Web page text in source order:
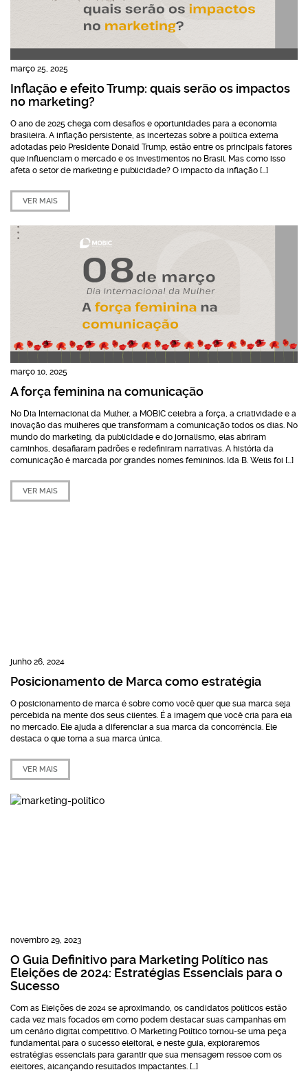
março 25, 2025
Inflação e efeito Trump: quais serão os impactos
no marketing?
O ano de 2025 chega com desafios e oportunidades para a economia
brasileira. A inflação persistente, as incertezas sobre a política externa
adotadas pelo Presidente Donald Trump, estão entre os principais fatores
que influenciam o mercado e os investimentos no Brasil. Mas como isso
afeta o setor de marketing e publicidade? O impacto da inflação […]
VER MAIS
março 10, 2025
A força feminina na comunicação
No Dia Internacional da Mulher, a MOBIC celebra a força, a criatividade e a
inovação das mulheres que transformam a comunicação todos os dias. No
mundo do marketing, da publicidade e do jornalismo, elas abriram
caminhos, desafiaram padrões e redefiniram narrativas. A história da
comunicação é marcada por grandes nomes femininos. Ida B. Wells foi […]
VER MAIS
junho 26, 2024
Posicionamento de Marca como estratégia
O posicionamento de marca é sobre como você quer que sua marca seja
percebida na mente dos seus clientes. É a imagem que você cria para ela
no mercado. Ele ajuda a diferenciar a sua marca da concorrência. Ele
destaca o que torna a sua marca única.
VER MAIS
novembro 29, 2023
O Guia Definitivo para Marketing Político nas
Eleições de 2024: Estratégias Essenciais para o
Sucesso
Com as Eleições de 2024 se aproximando, os candidatos políticos estão
cada vez mais focados em como podem destacar suas campanhas em
um cenário digital competitivo. O Marketing Político tornou-se uma peça
fundamental para o sucesso eleitoral, e neste guia, exploraremos
estratégias essenciais para garantir que sua mensagem ressoe com os
eleitores, alcançando resultados impactantes. […]